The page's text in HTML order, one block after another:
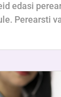
edasi
Perearsti